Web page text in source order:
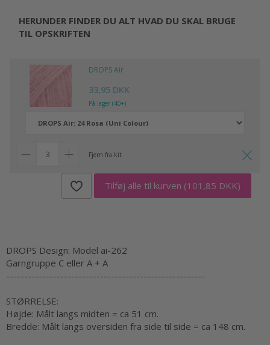
HERUNDER FINDER DU ALT HVAD DU SKAL BRUGE
TIL OPSKRIFTEN
DROPS Air
33,95 DKK
På lager (40+)
Fjern fra kit
Tilføj alle til kurven (101,85 DKK)
DROPS Design: Model ai-262
Garngruppe C eller A + A
-------------------------------------------------------
STØRRELSE:
Højde: Målt langs midten = ca 51 cm.
Bredde: Målt langs oversiden fra side til side = ca 148 cm.